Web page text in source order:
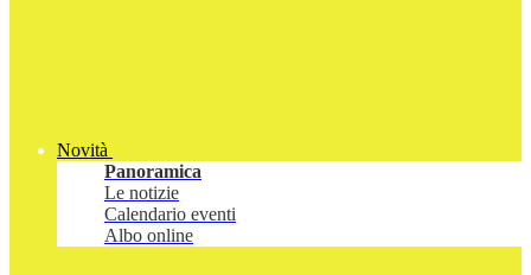
Novità
Panoramica
Le notizie
Calendario eventi
Albo online